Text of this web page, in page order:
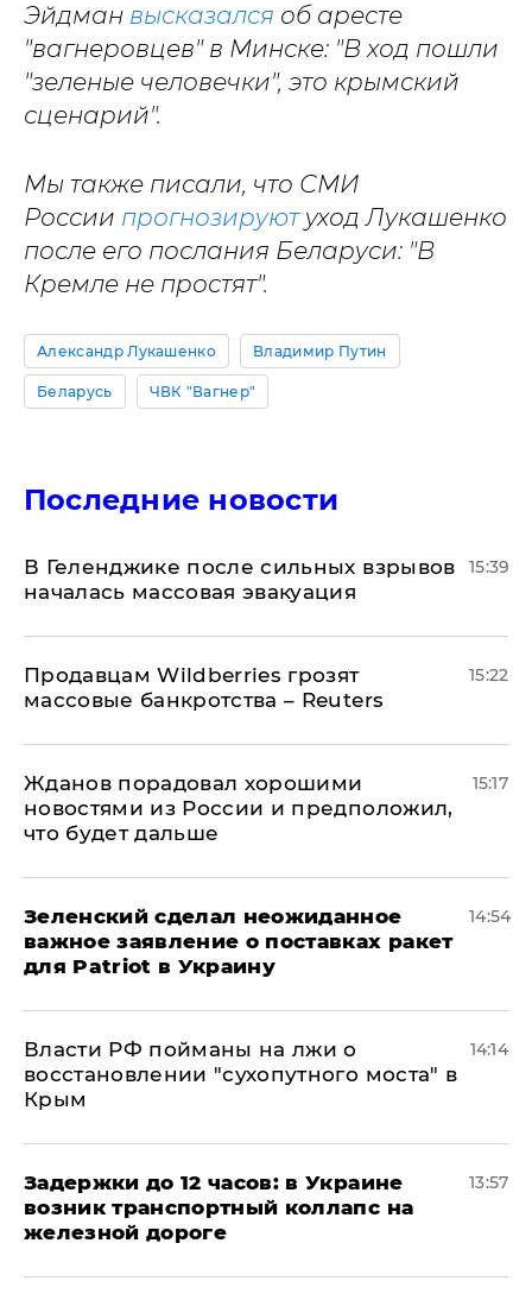
Эйдман высказался об аресте
"вагнеровцев" в Минске: "В ход пошли
"зеленые человечки", это крымский
сценарий".
Мы также писали, что СМИ
России прогнозируютуход Лукашенко
после его послания Беларуси: "В
Кремле не простят".
Александр Лукашенко Владимир Путин
Беларусь ЧВК "Вагнер"
Последние новости
В Геленджике после сильных взрывов
началась массовая эвакуация
15:39
Продавцам Wildberries грозят
массовые банкротства – Reuters
15:22
Жданов порадовал хорошими
новостями из России и предположил,
что будет дальше
15:17
Зеленский сделал неожиданное
важное заявление о поставках ракет
для Patriot в Украину
14:54
Власти РФ пойманы на лжи о
восстановлении "сухопутного моста" в
Крым
14:14
Задержки до 12 часов: в Украине
возник транспортный коллапс на
железной дороге
13:57